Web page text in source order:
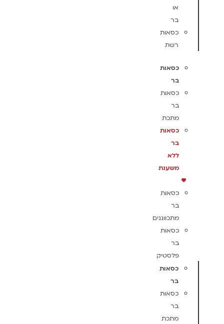
או
בר
כסאות
רשת
כסאות
בר
כסאות
בר
מתכת
כסאות
בר
ללא
משענת
כסאות
בר
מתכווננים
כסאות
בר
פלסטיק
כסאות
בר
כסאות
בר
מתכת